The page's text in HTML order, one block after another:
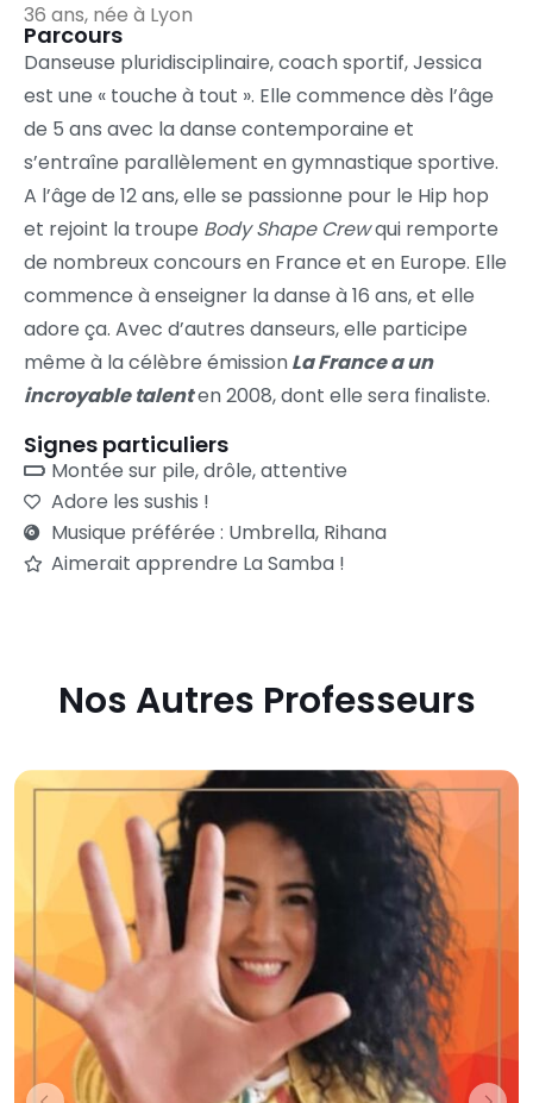
36 ans, née à Lyon
Parcours
Danseuse pluridisciplinaire, coach sportif, Jessica
est une « touche à tout ». Elle commence dès l’âge
de 5 ans avec la danse contemporaine et
s’entraîne parallèlement en gymnastique sportive.
A l’âge de 12 ans, elle se passionne pour le Hip hop
et rejoint la troupe Body Shape Crewqui remporte
de nombreux concours en France et en Europe. Elle
commence à enseigner la danse à 16 ans, et elle
adore ça. Avec d’autres danseurs, elle participe
même à la célèbre émissionLa France a un
incroyable talenten 2008, dont elle sera finaliste.
Signes particuliers
Montée sur pile, drôle, attentive
Adore les sushis !
Musique préférée : Umbrella, Rihana
Aimerait apprendre La Samba !
Nos Autres Professeurs